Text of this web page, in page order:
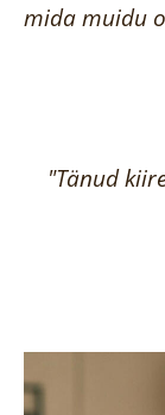
mida muidu
"Tänud